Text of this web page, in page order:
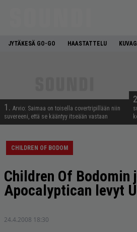
JYTÄKESÄ GO-GO HAASTATTELU
1. Arvio: Saimaa on toisella covertripillään niin
suvereeni, että se kääntyy itseään vastaan
CHILDREN OF BODOM
Children Of Bodomin
Apocalyptican levyt
24.4.2008 18:30